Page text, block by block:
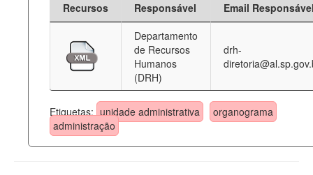
Recursos Responsável
Email
Departamento
de Recursos
Humanos
(DRH)
drh-
Etiquetas: unidade administrativa
organograma
administração